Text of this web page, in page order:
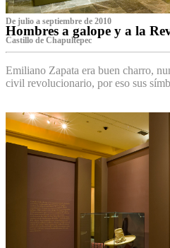
De julio a septiembre de 2010
Hombres a galope y a la
Castillo de Chapultepec
Emiliano Zapata era buen charro,
civil revolucionario, por eso sus